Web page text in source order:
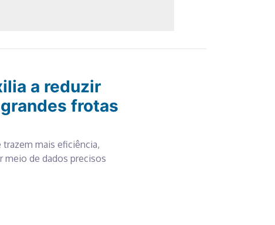
a reduzir
frotas
mais eficiência,
meio de dados precisos